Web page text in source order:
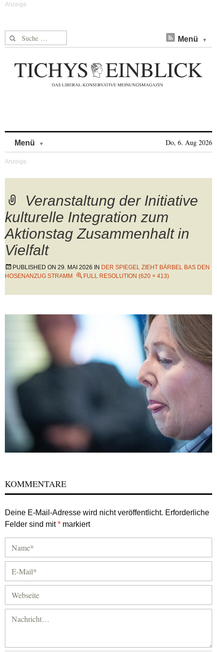
Suche nach: Menü
Menü Do, 6. Aug 2026
Veranstaltung der Initiative
kulturelle Integration zum
Aktionstag Zusammenhalt in
Vielfalt
PUBLISHED ON 29. MAI 2026 IN DER SPIEGEL ZIEHT BÄRBEL BAS DEN
HOSENANZUG STRAMM
FULL RESOLUTION (620 × 413)
KOMMENTARE
Deine E-Mail-Adresse wird nicht veröffentlicht. Erforderliche
Felder sind mit* markiert